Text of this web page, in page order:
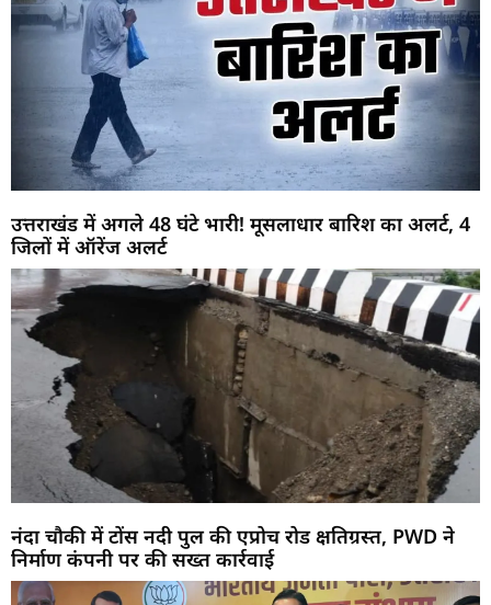
उत्तराखंड में अगले 48 घंटे भारी! मूसलाधार बारिश का अलर्ट, 4
जिलों में ऑरेंज अलर्ट
नंदा चौकी में टोंस नदी पुल की एप्रोच रोड क्षतिग्रस्त, PWD ने
निर्माण कंपनी पर की सख्त कार्रवाई